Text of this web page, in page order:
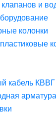
и
колонки
кабель КВВГ
арматура